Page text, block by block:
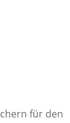
für den